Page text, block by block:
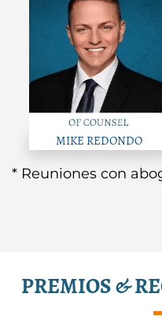
MIKE REDONDO
* Reuniones con
PREMIOS &